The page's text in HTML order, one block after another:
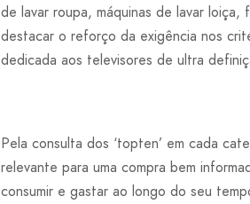
de lavar roupa, máquinas de lavar
destacar o reforço da exigência nos
dedicada aos televisores de ultra
Pela consulta dos ‘topten’ em cada
relevante para uma compra bem
consumir e gastar ao longo do seu